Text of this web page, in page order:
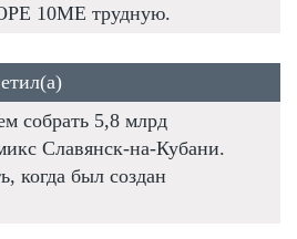
10ME трудную.
собрать 5,8 млрд
Славянск-на-Кубани.
когда был создан